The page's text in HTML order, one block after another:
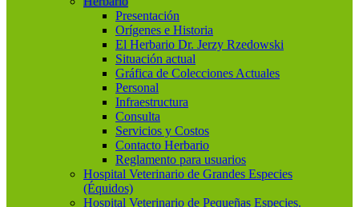
Presentación
Orígenes e Historia
El Herbario Dr. Jerzy Rzedowski
Situación actual
Gráfica de Colecciones Actuales
Personal
Infraestructura
Consulta
Servicios y Costos
Contacto Herbario
Reglamento para usuarios
Hospital Veterinario de Grandes Especies
(Équidos)
Hospital Veterinario de Pequeñas Especies.